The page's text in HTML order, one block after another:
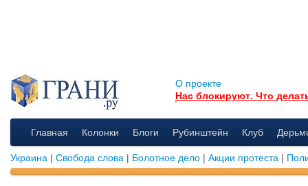
О проекте
Нас блокируют. Что
Главная Колонки Блоги Рубинштейн Клуб
Украина | Свобода слова | Болотное дело | Акции протеста |